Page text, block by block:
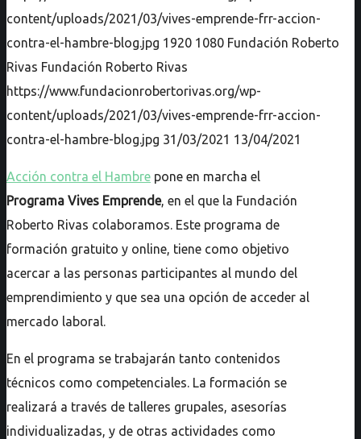
content/uploads/2021/03/vives-emprende-frr-accion-
contra-el-hambre-blog.jpg 1920 1080 Fundación Roberto
Rivas Fundación Roberto Rivas
https://www.fundacionrobertorivas.org/wp-
content/uploads/2021/03/vives-emprende-frr-accion-
contra-el-hambre-blog.jpg 31/03/2021 13/04/2021
Acción contra el Hambre pone en marcha el
Programa Vives Emprende, en el que la Fundación
Roberto Rivas colaboramos. Este programa de
formación gratuito y online, tiene como objetivo
acercar a las personas participantes al mundo del
emprendimiento y que sea una opción de acceder al
mercado laboral.
En el programa se trabajarán tanto contenidos
técnicos como competenciales. La formación se
realizará a través de talleres grupales, asesorías
individualizadas, y de otras actividades como